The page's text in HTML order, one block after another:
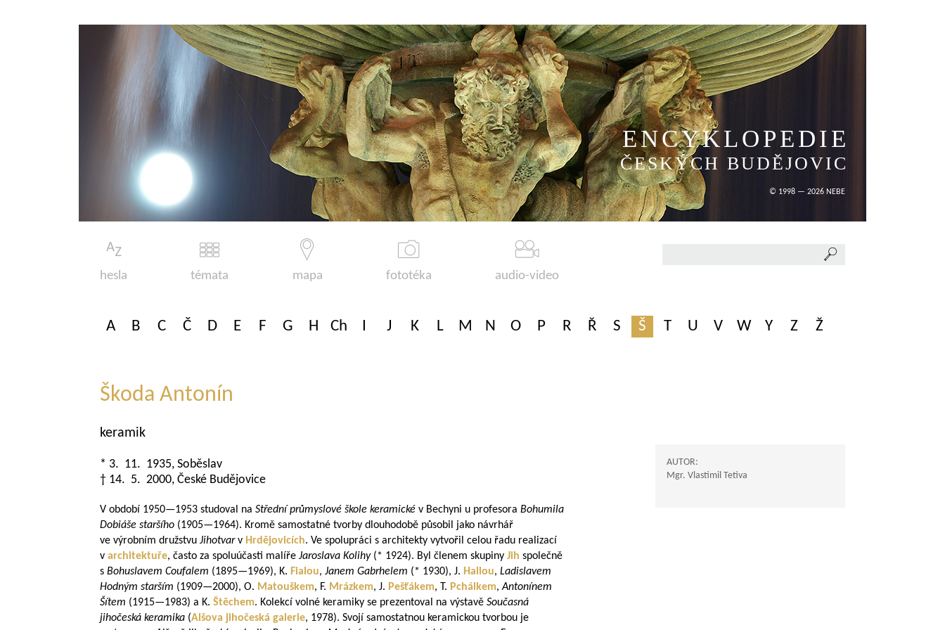
ENCYKLOPEDIE
ČESKÝCH BUDĚJOVIC
© 1998 — 2026 NEBE
hesla témata mapa fototéka audio-video
A B C Č D E F G H Ch I J K L M N O P R Ř S Š T U V W Y Z Ž
Škoda Antonín
keramik
* 3. 11. 1935, Soběslav
† 14. 5. 2000, České Budějovice
V období 1950—1953 studoval na Střední průmyslové škole keramické v Bechyni u profesora Bohumila
Dobiáše staršího (1905—1964). Kromě samostatné tvorby dlouhodobě působil jako návrhář
ve výrobním družstvu Jihotvarv Hrdějovicích. Ve spolupráci s architekty vytvořil celou řadu realizací
v architektuře, často za spoluúčasti malíře Jaroslava Kolihy(* 1924). Byl členem skupiny Jih společně
s Bohuslavem Coufalem (1895—1969), K. Fialou, Janem Gabrhelem (* 1930), J. Hallou, Ladislavem
Hodným starším (1909—2000), O. Matouškem, F. Mrázkem, J. Pešťákem, T. Pchálkem,Antonínem
Šítem (1915—1983) a K. Štěchem. Kolekcí volné keramiky se prezentoval na výstavě Současná
jihočeská keramika (Alšova jihočeská galerie, 1978). Svojí samostatnou keramickou tvorbou je
AUTOR:
Mgr. Vlastimil Tetiva